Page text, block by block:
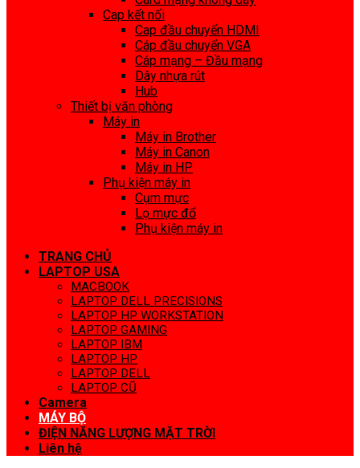
Cap kết nối
Cap đầu chuyển HDMI
Cáp đầu chuyển VGA
Cáp mạng – Đầu mạng
Dây nhựa rút
Hub
Thiết bị văn phòng
Máy in
Máy in Brother
Máy in Canon
Máy in HP
Phụ kiện máy in
Cụm mực
Lọ mực đổ
Phụ kiện máy in
TRANG CHỦ
LAPTOP USA
MACBOOK
LAPTOP DELL PRECISIONS
LAPTOP HP WORKSTATION
LAPTOP GAMING
LAPTOP IBM
LAPTOP HP
LAPTOP DELL
LAPTOP CŨ
Camera
MÁY BỘ
ĐIỆN NĂNG LƯỢNG MẶT TRỜI
Liên hệ